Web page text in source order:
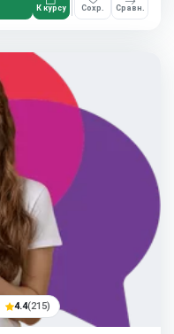
К курсу Сохр. Сравн.
4.4(215)